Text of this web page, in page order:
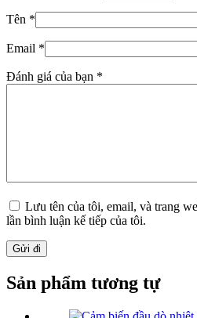
Tên *
Email *
Đánh giá của bạn *
Lưu tên của tôi, email, và trang
lần bình luận kế tiếp của tôi.
Gửi đi
Sản phẩm tương tự